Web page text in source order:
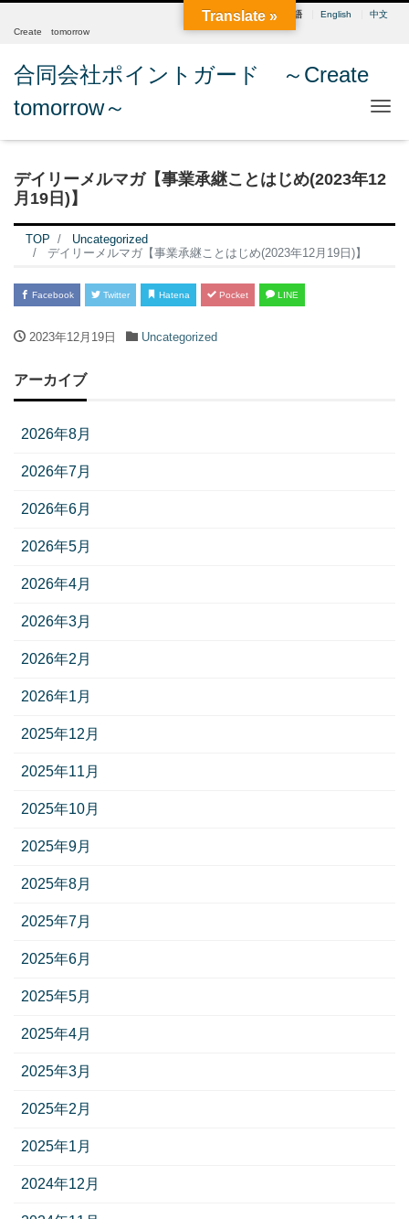
日本語 English
中文
Create tomorrow
合同会社ポイントガード ～Create
tomorrow～
デイリーメルマガ【事業承継ことはじめ(2023年12
月19日)】
TOP
Uncategorized
デイリーメルマガ【事業承継ことはじめ(2023年12月19日)】
Facebook Twitter Hatena Pocket LINE
2023年12月19日 Uncategorized
アーカイブ
2026年8月
2026年7月
2026年6月
2026年5月
2026年4月
2026年3月
2026年2月
2026年1月
2025年12月
2025年11月
2025年10月
2025年9月
2025年8月
2025年7月
2025年6月
2025年5月
2025年4月
2025年3月
2025年2月
2025年1月
2024年12月
Translate »